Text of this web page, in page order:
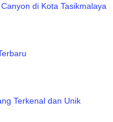
di Kota Tasikmalaya
Terkenal dan Unik